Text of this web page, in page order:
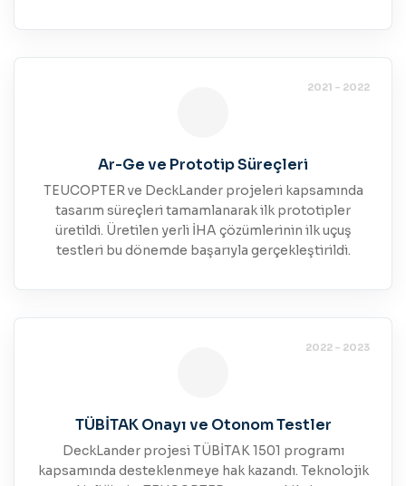
2021 - 2022
Ar-Ge ve Prototip Süreçleri
TEUCOPTER ve DeckLander projeleri kapsamında
tasarım süreçleri tamamlanarak ilk prototipler
üretildi. Üretilen yerli İHA çözümlerinin ilk uçuş
testleri bu dönemde başarıyla gerçekleştirildi.
2022 - 2023
TÜBİTAK Onayı ve Otonom Testler
DeckLander projesi TÜBİTAK 1501 programı
kapsamında desteklenmeye hak kazandı. Teknolojik